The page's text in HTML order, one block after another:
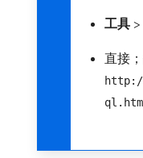
工具 >
直接